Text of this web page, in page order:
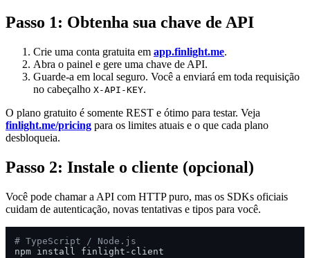
Passo 1: Obtenha sua chave de API
Crie uma conta gratuita em app.finlight.me.
Abra o painel e gere uma chave de API.
Guarde-a em local seguro. Você a enviará em toda requisição
no cabeçalho X-API-KEY.
O plano gratuito é somente REST e ótimo para testar. Veja
finlight.me/pricing para os limites atuais e o que cada plano
desbloqueia.
Passo 2: Instale o cliente (opcional)
Você pode chamar a API com HTTP puro, mas os SDKs oficiais
cuidam de autenticação, novas tentativas e tipos para você.
# TypeScript / Node.js